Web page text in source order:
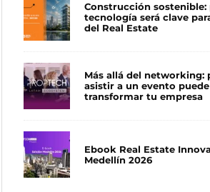
Construcción sostenible:
tecnología será clave
del Real Estate
Más allá del networking:
asistir a un evento puede
transformar tu empresa
Ebook Real Estate
Medellín 2026